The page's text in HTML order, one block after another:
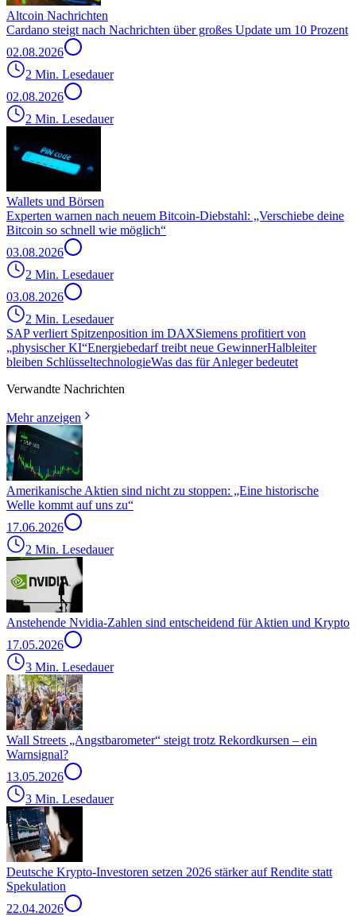
Altcoin Nachrichten
Cardano steigt nach Nachrichten über großes Update um 10 Prozent
02.08.2026
2 Min. Lesedauer
02.08.2026
2 Min. Lesedauer
Wallets und Börsen
Experten warnen nach neuem Bitcoin-Diebstahl: „Verschiebe deine
Bitcoin so schnell wie möglich“
03.08.2026
2 Min. Lesedauer
03.08.2026
2 Min. Lesedauer
SAP verliert Spitzenposition im DAXSiemens profitiert von
„physischer KI“Energiebedarf treibt neue GewinnerHalbleiter
bleiben SchlüsseltechnologieWas das für Anleger bedeutet
Verwandte Nachrichten
Mehr anzeigen
Amerikanische Aktien sind nicht zu stoppen: „Eine historische
Welle kommt auf uns zu“
17.06.2026
2 Min. Lesedauer
Anstehende Nvidia-Zahlen sind entscheidend für Aktien und Krypto
17.05.2026
3 Min. Lesedauer
Wall Streets „Angstbarometer“ steigt trotz Rekordkursen – ein
Warnsignal?
13.05.2026
3 Min. Lesedauer
Deutsche Krypto-Investoren setzen 2026 stärker auf Rendite statt
Spekulation
22.04.2026